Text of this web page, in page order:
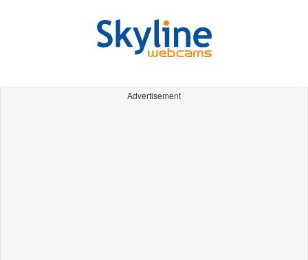
Advertisement